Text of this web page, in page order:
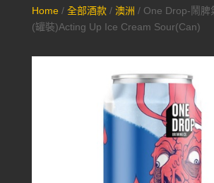
Home/ 全部酒款/ 澳洲 / One Drop-鬧脾
(罐裝)Acting Up Ice Cream Sour(Can)